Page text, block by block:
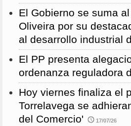
El Gobierno se suma
Oliveira por su
al desarrollo industrial
El PP presenta
ordenanza reguladora
Hoy viernes finaliza el
Torrelavega se
del Comercio'
17/07/26